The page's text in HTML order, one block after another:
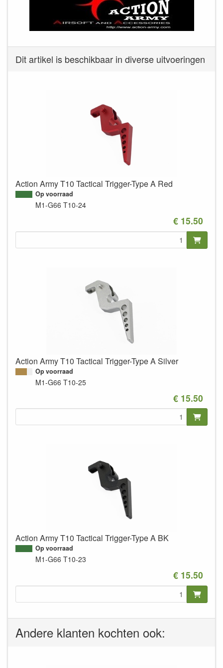
Dit artikel is beschikbaar in diverse uitvoeringen
Action Army T10 Tactical Trigger-Type A Red
Op voorraad
M1-G66 T10-24
€ 15.50
Action Army T10 Tactical Trigger-Type A Silver
Op voorraad
M1-G66 T10-25
€ 15.50
Action Army T10 Tactical Trigger-Type A BK
Op voorraad
M1-G66 T10-23
€ 15.50
Andere klanten kochten ook: